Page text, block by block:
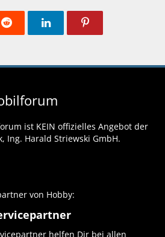
ist KEIN offizielles Angebot der
Ing. Harald Striewski GmbH.
von Hobby:
helfen Dir bei allen